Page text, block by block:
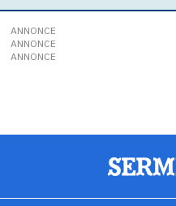
ANNONCE
ANNONCE
ANNONCE